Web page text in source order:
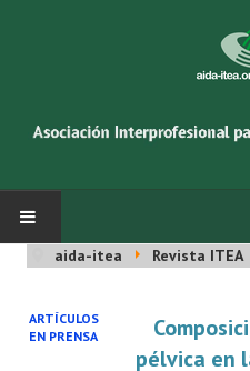
INICIO
SOBRE NOSOTROS
aida-itea Revista ITEA
ARTÍCULOS
EN PRENSA
pélvica en